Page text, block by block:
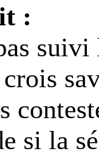
:
si la